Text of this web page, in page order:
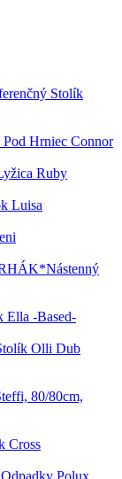
Stolík
Pod Hrniec Connor
Ruby
Luisa
Nástenný
Ella -Based-
Olli Dub
80/80cm,
Cross
Polux